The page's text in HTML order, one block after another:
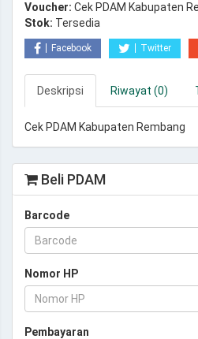
Voucher: Cek PDAM Kabupaten
Stok: Tersedia
Facebook Twitter
Deskripsi Riwayat (0)
Cek PDAM Kabupaten Rembang
Beli PDAM
Barcode
Nomor HP
Pembayaran